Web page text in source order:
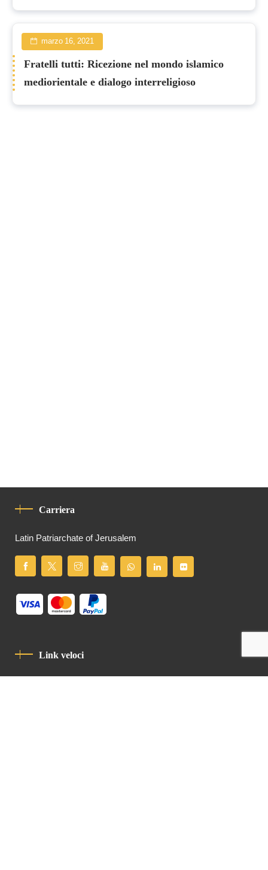
marzo 16, 2021
Fratelli tutti: Ricezione nel mondo islamico
mediorientale e dialogo interreligioso
Carriera
Latin Patriarchate of Jerusalem
Link veloci